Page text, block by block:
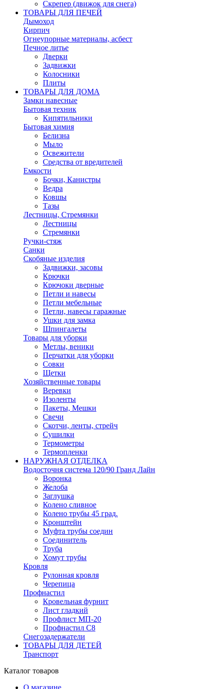
Скрепер (движок для снега)
ТОВАРЫ ДЛЯ ПЕЧЕЙ
Дымоход
Кирпич
Огнеупорные материалы, асбест
Печное литье
Дверки
Задвижки
Колосники
Плиты
ТОВАРЫ ДЛЯ ДОМА
Замки навесные
Бытовая техник
Кипятильники
Бытовая химия
Белизна
Мыло
Освежители
Средства от вредителей
Емкости
Бочки, Канистры
Ведра
Ковшы
Тазы
Лестницы, Стремянки
Лестницы
Стремянки
Ручки-стяж
Санки
Скобяные изделия
Задвижки, засовы
Крючки
Крючоки дверные
Петли и навесы
Петли мебельные
Петли, навесы гаражные
Ушки для замка
Шпингалеты
Товары для уборки
Метлы, веники
Перчатки для уборки
Совки
Щетки
Хозяйственные товары
Веревки
Изоленты
Пакеты, Мешки
Свечи
Скотчи, ленты, стрейч
Сушилки
Термометры
Термопленки
НАРУЖНАЯ ОТДЕЛКА
Водосточня система 120/90 Гранд Лайн
Воронка
Желоба
Заглушка
Колено сливное
Колено трубы 45 град.
Кронштейн
Муфта трубы соедин
Соединитель
Труба
Хомут трубы
Кровля
Рулонная кровля
Черепица
Профнастил
Кровельная фурнит
Лист гладкий
Профлист МП-20
Профнастил С8
Снегозадержатели
ТОВАРЫ ДЛЯ ДЕТЕЙ
Транспорт
Каталог товаров
О магазине